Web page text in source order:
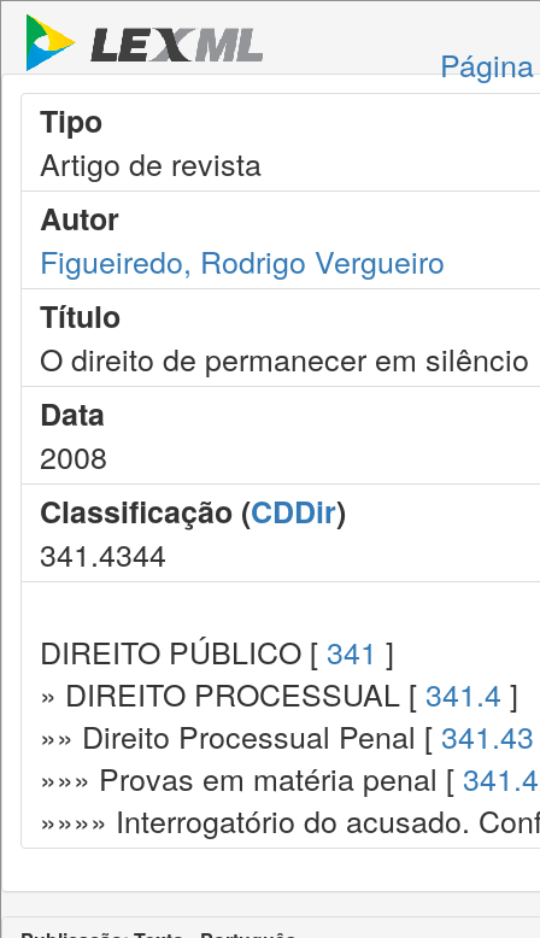
Tipo
Artigo de revista
Autor
Figueiredo, Rodrigo Vergueiro
Título
O direito de permanecer em silêncio
Data
2008
Classificação (CDDir)
341.4344
DIREITO PÚBLICO [ 341 ]
» DIREITO PROCESSUAL [ 341.4 ]
»» Direito Processual Penal [ 341.43
»»» Provas em matéria penal [
»»»» Interrogatório do acusado.